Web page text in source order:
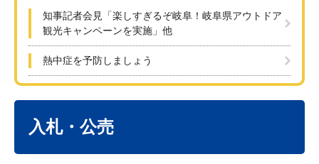
知事記者会見「楽しすぎるぞ岐阜！岐阜県アウトドア
観光キャンペーンを実施」他
熱中症を予防しましょう
入札・公売